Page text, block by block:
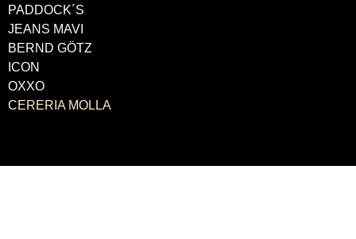
PADDOCK´S
JEANS MAVI
BERND GÖTZ
ICON
OXXO
CERERIA MOLLA